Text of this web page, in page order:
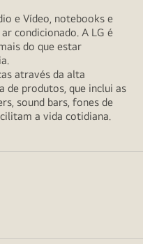
e Vídeo, notebooks e
condicionado. A LG é
do que estar
através da alta
de produtos, que inclui as
sound bars, fones de
a vida cotidiana.